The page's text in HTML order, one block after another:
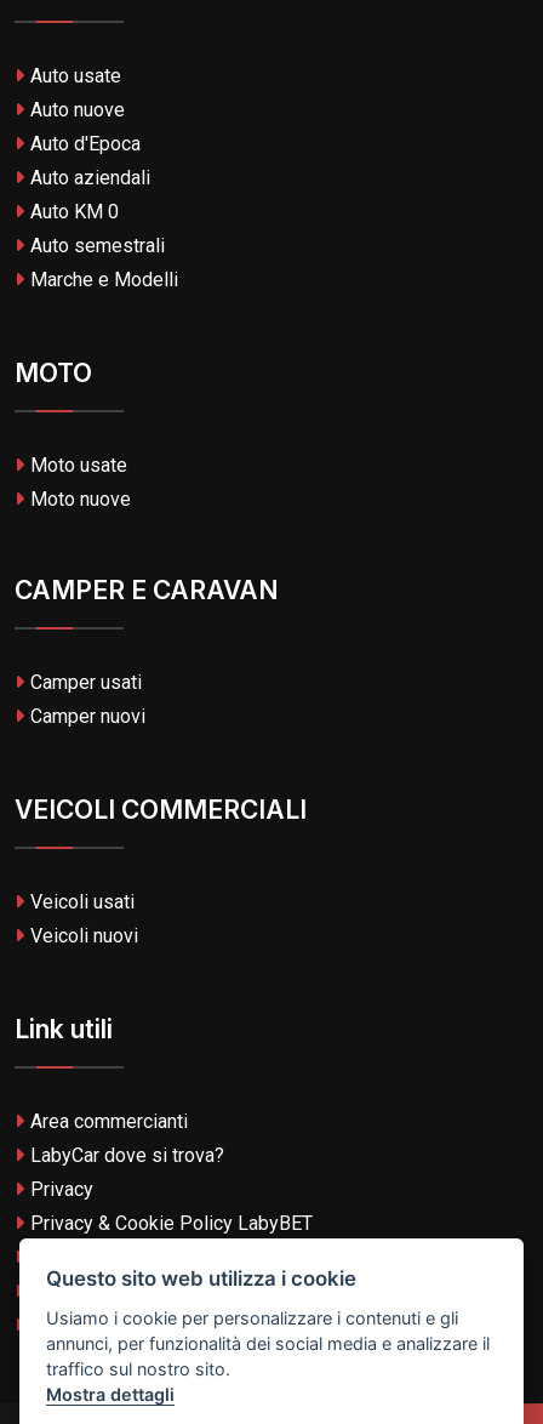
Auto usate
Auto nuove
Auto d'Epoca
Auto aziendali
Auto KM 0
Auto semestrali
Marche e Modelli
MOTO
Moto usate
Moto nuove
CAMPER E CARAVAN
Camper usati
Camper nuovi
VEICOLI COMMERCIALI
Veicoli usati
Veicoli nuovi
Link utili
Area commercianti
LabyCar dove si trova?
Privacy
Privacy & Cookie Policy LabyBET
Termini e Condizioni LabyBET
Login con TikTok
Questo sito web utilizza i cookie
Usiamo i cookie per personalizzare i contenuti e gli
annunci, per funzionalità dei social media e analizzare il
traffico sul nostro sito.
Mostra dettagli